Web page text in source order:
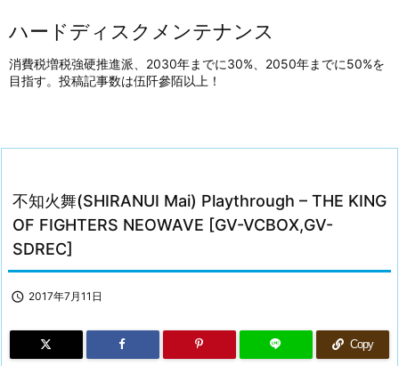
ハードディスクメンテナンス
消費税増税強硬推進派、2030年までに30%、2050年までに50%を
目指す。投稿記事数は伍阡參陌以上！
不知火舞(SHIRANUI Mai) Playthrough – THE KING
OF FIGHTERS NEOWAVE [GV-VCBOX,GV-
SDREC]
 2017年7月11日
Copy